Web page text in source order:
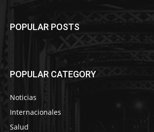
POPULAR POSTS
POPULAR CATEGORY
Noticias
Internacionales
Salud